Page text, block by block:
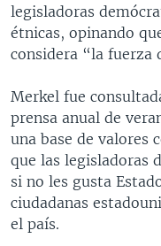
DEPORTIVO
NOTA ECONÓMICA
Idiomas
legisladoras
étnicas, opinando
considera “la fuerza
Merkel fue
prensa anual de
una base de valores
que las legisladoras
si no les gusta
ciudadanas
el país.